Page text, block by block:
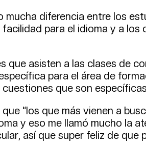
mucha diferencia entre los
para el idioma y a
que asisten a las clases de
para el área de
que son
“los que más vienen a
y eso me llamó mucho la
así que super feliz de